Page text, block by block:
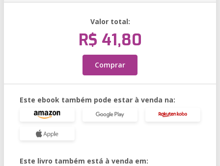
Valor total:
R$ 41,80
Comprar
Este ebook também pode estar à venda na:
Este livro também está à venda em: